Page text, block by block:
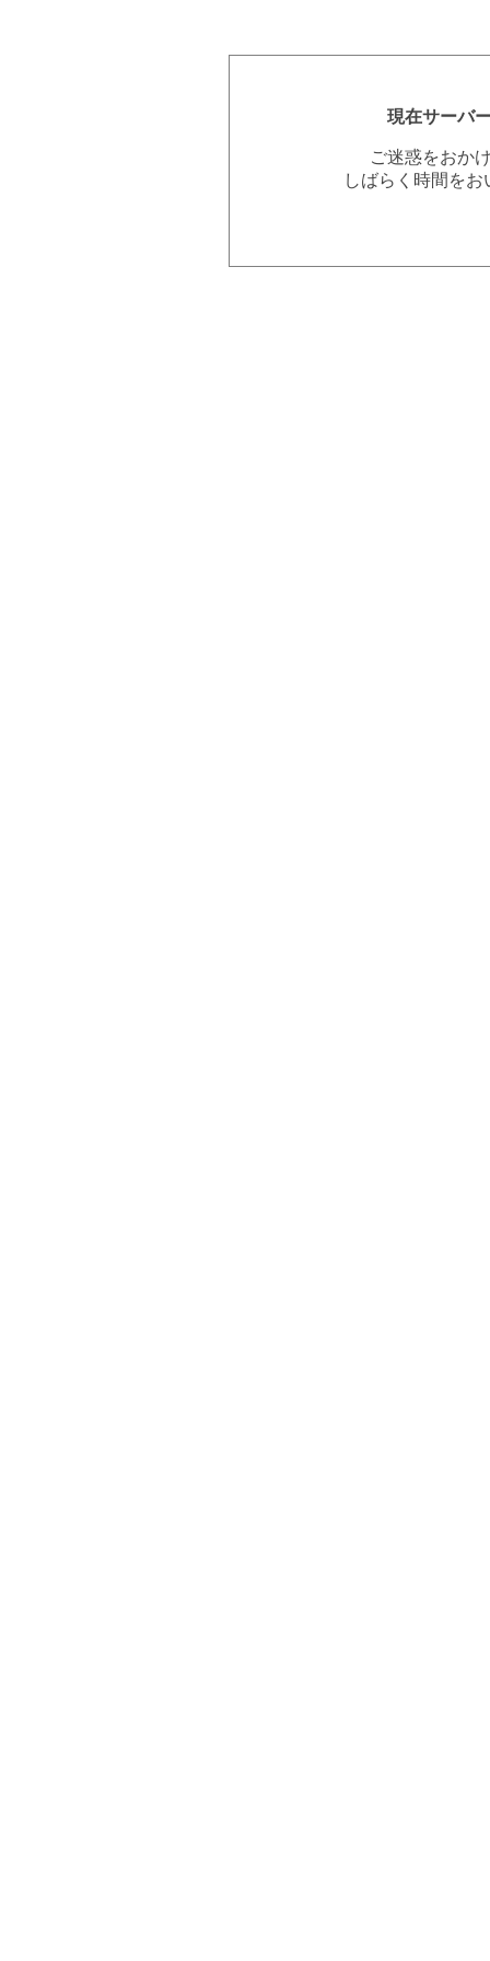
現在サーバ
ご迷惑をおか
しばらく時間を